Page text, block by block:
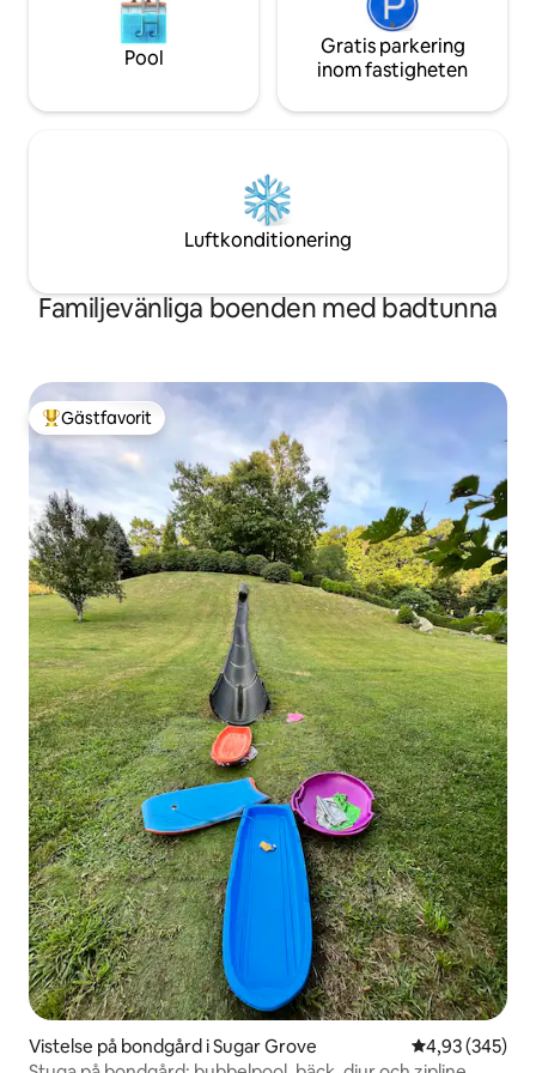
Pool
Gratis parkering
inom fastigheten
Luftkonditionering
Familjevänliga boenden med badtunna
Populär gästfavorit
Gästfavorit
Vistelse på bondgård i Sugar Grove 4,93 av 5 i
4,93 (345)